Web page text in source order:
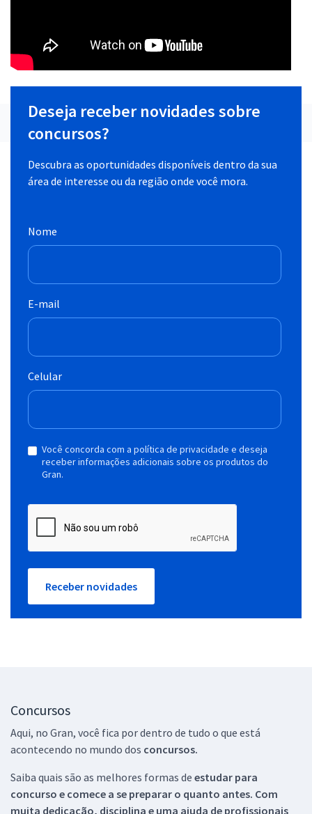
Deseja receber novidades sobre
concursos?
Descubra as oportunidades disponíveis dentro da sua
área de interesse ou da região onde você mora.
Nome
E-mail
Celular
Você concorda com a política de privacidade e deseja
receber informações adicionais sobre os produtos do
Gran.
Receber novidades
Concursos
Aqui, no Gran, você fica por dentro de tudo o que está
acontecendo no mundo dos concursos.
Saiba quais são as melhores formas de estudar para
concurso e comece a se preparar o quanto antes. Com
muita dedicação, disciplina e uma ajuda de profissionais